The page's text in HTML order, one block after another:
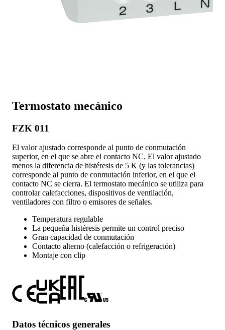
Termostato mecánico
FZK 011
El valor ajustado corresponde al punto de conmutación
superior, en el que se abre el contacto NC. El valor ajustado
menos la diferencia de histéresis de 5 K (y las tolerancias)
corresponde al punto de conmutación inferior, en el que el
contacto NC se cierra. El termostato mecánico se utiliza para
controlar calefacciones, dispositivos de ventilación,
ventiladores con filtro o emisores de señales.
Temperatura regulable
La pequeña histéresis permite un control preciso
Gran capacidad de conmutación
Contacto alterno (calefacción o refrigeración)
Montaje con clip
Datos técnicos generales